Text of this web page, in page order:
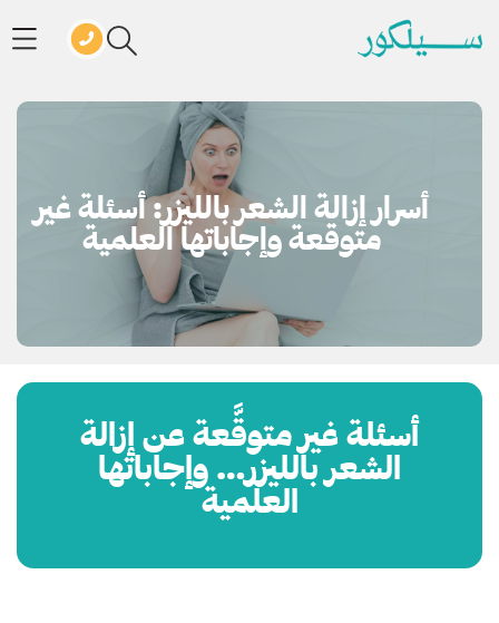
أسرار إزالة الشعر بالليزر: أسئلة غير
متوقعة وإجاباتها العلمية
أسئلة غير متوقَّعة عن إزالة
الشعر بالليزر… وإجاباتها
العلمية